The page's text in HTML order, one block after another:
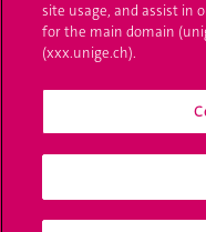
L'UNIGE vous informe
Offres d'emploi
Bibliothèque
site usage, and assist in
for the main domain
(xxx.unige.ch).